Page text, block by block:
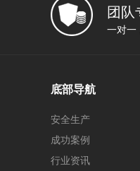
团队
一对一
底部导航
安全生产
成功案例
行业资讯